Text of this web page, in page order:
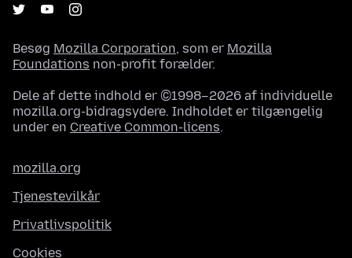
Besøg Mozilla Corporation, som er Mozilla
Foundations non-profit forælder.
Dele af dette indhold er ©1998–2026 af individuelle
mozilla.org-bidragsydere. Indholdet er tilgængelig
under en Creative Common-licens.
mozilla.org
Tjenestevilkår
Privatlivspolitik
Cookies